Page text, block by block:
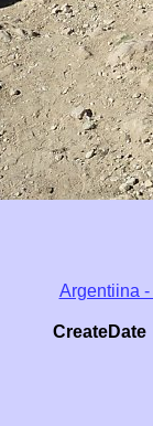
Argentiina
CreateDate